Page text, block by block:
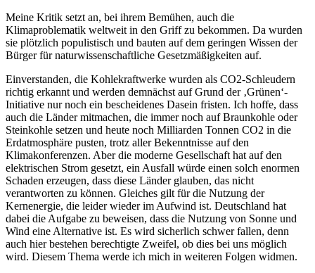
Meine Kritik setzt an, bei ihrem Bemühen, auch die
Klimaproblematik weltweit in den Griff zu bekommen. Da wurden
sie plötzlich populistisch und bauten auf dem geringen Wissen der
Bürger für naturwissenschaftliche Gesetzmäßigkeiten auf.
Einverstanden, die Kohlekraftwerke wurden als CO2-Schleudern
richtig erkannt und werden demnächst auf Grund der ‚Grünen‘-
Initiative nur noch ein bescheidenes Dasein fristen. Ich hoffe, dass
auch die Länder mitmachen, die immer noch auf Braunkohle oder
Steinkohle setzen und heute noch Milliarden Tonnen CO2 in die
Erdatmosphäre pusten, trotz aller Bekenntnisse auf den
Klimakonferenzen. Aber die moderne Gesellschaft hat auf den
elektrischen Strom gesetzt, ein Ausfall würde einen solch enormen
Schaden erzeugen, dass diese Länder glauben, das nicht
verantworten zu können. Gleiches gilt für die Nutzung der
Kernenergie, die leider wieder im Aufwind ist. Deutschland hat
dabei die Aufgabe zu beweisen, dass die Nutzung von Sonne und
Wind eine Alternative ist. Es wird sicherlich schwer fallen, denn
auch hier bestehen berechtigte Zweifel, ob dies bei uns möglich
wird. Diesem Thema werde ich mich in weiteren Folgen widmen.